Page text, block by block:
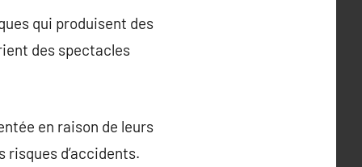
qui produisent des
des spectacles
en raison de leurs
d’accidents.